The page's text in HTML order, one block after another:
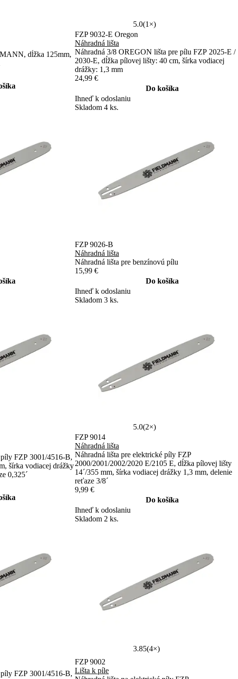
dĺžka 125mm,
5.0(1×)
FZP 9032-E Oregon
Náhradná lišta
Náhradná 3/8 OREGON lišta pre pílu FZP 2025-E /
2030-E, dĺžka pílovej lišty: 40 cm, šírka vodiacej
drážky: 1,3 mm
24,99 €
Do košíka
Ihneď k odoslaniu
Skladom 4 ks.
FZP 9026-B
Náhradná lišta
Náhradná lišta pre benzínovú pílu
15,99 €
Do košíka
Ihneď k odoslaniu
Skladom 3 ks.
FZP 3001/4516-B,
šírka vodiacej drážky
0,325´
5.0(2×)
FZP 9014
Náhradná lišta
Náhradná lišta pre elektrické píly FZP
2000/2001/2002/2020 E/2105 E, dĺžka pílovej lišty
14´/355 mm, šírka vodiacej drážky 1,3 mm, delenie
reťaze 3/8´
9,99 €
Do košíka
Ihneď k odoslaniu
Skladom 2 ks.
FZP 3001/4516-B,
3.85(4×)
FZP 9002
Lišta k píle